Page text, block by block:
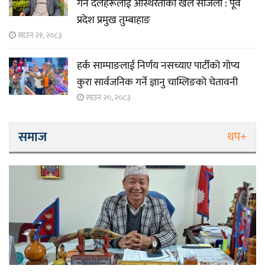
प्रदेश प्रमुख तुम्बाहाङ
साउन २१, २०८३
हर्क साम्पाङलाई निर्णय नसच्याए पार्टीको गोप्य
कुरा सार्वजनिक गर्ने ज्ञानु चाम्लिङको चेतावनी
साउन २०, २०८३
समाज थप+